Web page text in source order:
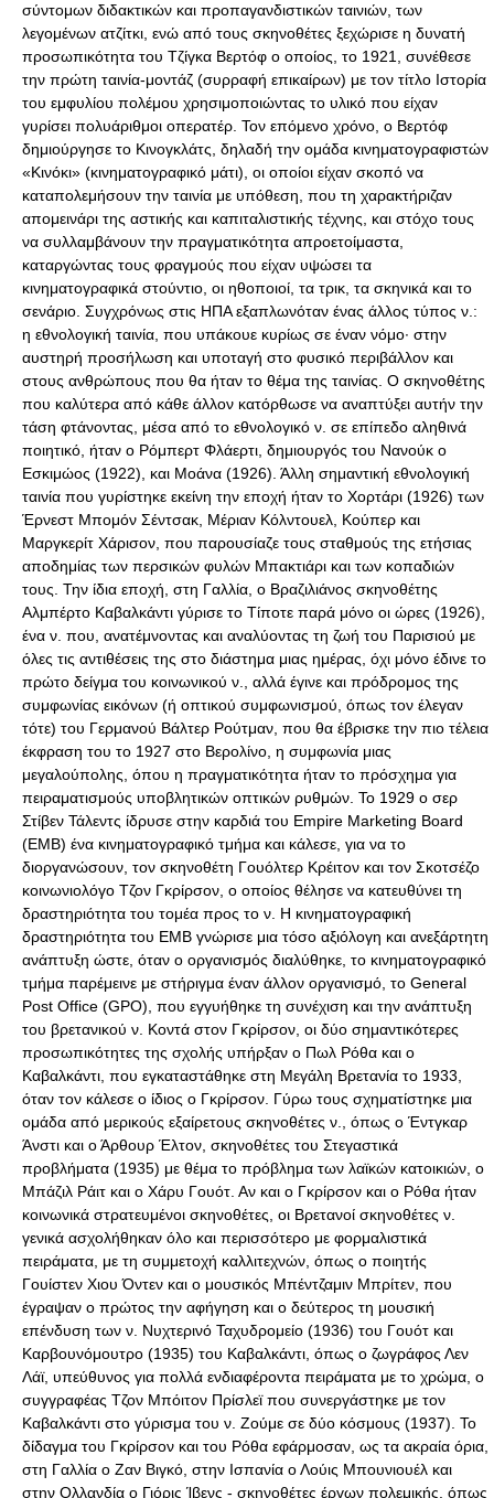
σύντομων διδακτικών και προπαγανδιστικών ταινιών, των
λεγομένων ατζίτκι, ενώ από τους σκηνοθέτες ξεχώρισε η δυνατή
προσωπικότητα του Τζίγκα Βερτόφ ο οποίος, το 1921, συνέθεσε
την πρώτη ταινία-μοντάζ (συρραφή επικαίρων) με τον τίτλο Ιστορία
του εμφυλίου πολέμου χρησιμοποιώντας το υλικό που είχαν
γυρίσει πολυάριθμοι οπερατέρ. Τον επόμενο χρόνο, ο Βερτόφ
δημιούργησε το Κινογκλάτς, δηλαδή την ομάδα κινηματογραφιστών
«Κινόκι» (κινηματογραφικό μάτι), οι οποίοι είχαν σκοπό να
καταπολεμήσουν την ταινία με υπόθεση, που τη χαρακτήριζαν
απομεινάρι της αστικής και καπιταλιστικής τέχνης, και στόχο τους
να συλλαμβάνουν την πραγματικότητα απροετοίμαστα,
καταργώντας τους φραγμούς που είχαν υψώσει τα
κινηματογραφικά στούντιο, οι ηθοποιοί, τα τρικ, τα σκηνικά και το
σενάριο. Συγχρόνως στις ΗΠΑ εξαπλωνόταν ένας άλλος τύπος ν.:
η εθνολογική ταινία, που υπάκουε κυρίως σε έναν νόμο· στην
αυστηρή προσήλωση και υποταγή στο φυσικό περιβάλλον και
στους ανθρώπους που θα ήταν το θέμα της ταινίας. Ο σκηνοθέτης
που καλύτερα από κάθε άλλον κατόρθωσε να αναπτύξει αυτήν την
τάση φτάνοντας, μέσα από το εθνολογικό ν. σε επίπεδο αληθινά
ποιητικό, ήταν ο Ρόμπερτ Φλάερτι, δημιουργός του Νανούκ ο
Εσκιμώος (1922), και Μοάνα (1926). Άλλη σημαντική εθνολογική
ταινία που γυρίστηκε εκείνη την εποχή ήταν το Χορτάρι (1926) των
Έρνεστ Μπομόν Σέντσακ, Μέριαν Κόλντουελ, Κούπερ και
Μαργκερίτ Χάρισον, που παρουσίαζε τους σταθμούς της ετήσιας
αποδημίας των περσικών φυλών Μπακτιάρι και των κοπαδιών
τους. Την ίδια εποχή, στη Γαλλία, ο Βραζιλιάνος σκηνοθέτης
Αλμπέρτο Καβαλκάντι γύρισε το Τίποτε παρά μόνο οι ώρες (1926),
ένα ν. που, ανατέμνοντας και αναλύοντας τη ζωή του Παρισιού με
όλες τις αντιθέσεις της στο διάστημα μιας ημέρας, όχι μόνο έδινε το
πρώτο δείγμα του κοινωνικού ν., αλλά έγινε και πρόδρομος της
συμφωνίας εικόνων (ή οπτικού συμφωνισμού, όπως τον έλεγαν
τότε) του Γερμανού Βάλτερ Ρούτμαν, που θα έβρισκε την πιο τέλεια
έκφραση του το 1927 στο Βερολίνο, η συμφωνία μιας
μεγαλούπολης, όπου η πραγματικότητα ήταν το πρόσχημα για
πειραματισμούς υποβλητικών οπτικών ρυθμών. Το 1929 ο σερ
Στίβεν Τάλεντς ίδρυσε στην καρδιά του Empire Marketing Board
(EMB) ένα κινηματογραφικό τμήμα και κάλεσε, για να το
διοργανώσουν, τον σκηνοθέτη Γουόλτερ Κρέιτον και τον Σκοτσέζο
κοινωνιολόγο Τζον Γκρίρσον, ο οποίος θέλησε να κατευθύνει τη
δραστηριότητα του τομέα προς το ν. Η κινηματογραφική
δραστηριότητα του EMB γνώρισε μια τόσο αξιόλογη και ανεξάρτητη
ανάπτυξη ώστε, όταν ο οργανισμός διαλύθηκε, το κινηματογραφικό
τμήμα παρέμεινε με στήριγμα έναν άλλον οργανισμό, το General
Post Office (GPO), που εγγυήθηκε τη συνέχιση και την ανάπτυξη
του βρετανικού ν. Κοντά στον Γκρίρσον, οι δύο σημαντικότερες
προσωπικότητες της σχολής υπήρξαν ο Πωλ Ρόθα και ο
Καβαλκάντι, που εγκαταστάθηκε στη Μεγάλη Βρετανία το 1933,
όταν τον κάλεσε ο ίδιος ο Γκρίρσον. Γύρω τους σχηματίστηκε μια
ομάδα από μερικούς εξαίρετους σκηνοθέτες ν., όπως ο Έντγκαρ
Άνστι και ο Άρθουρ Έλτον, σκηνοθέτες του Στεγαστικά
προβλήματα (1935) με θέμα το πρόβλημα των λαϊκών κατοικιών, ο
Μπάζιλ Ράιτ και ο Χάρυ Γουότ. Αν και ο Γκρίρσον και ο Ρόθα ήταν
κοινωνικά στρατευμένοι σκηνοθέτες, οι Βρετανοί σκηνοθέτες ν.
γενικά ασχολήθηκαν όλο και περισσότερο με φορμαλιστικά
πειράματα, με τη συμμετοχή καλλιτεχνών, όπως ο ποιητής
Γουίστεν Χιου Όντεν και ο μουσικός Μπέντζαμιν Μπρίτεν, που
έγραψαν ο πρώτος την αφήγηση και ο δεύτερος τη μουσική
επένδυση των ν. Νυχτερινό Ταχυδρομείο (1936) του Γουότ και
Καρβουνόμουτρο (1935) του Καβαλκάντι, όπως ο ζωγράφος Λεν
Λάϊ, υπεύθυνος για πολλά ενδιαφέροντα πειράματα με το χρώμα, ο
συγγραφέας Τζον Μπόιτον Πρίσλεϊ που συνεργάστηκε με τον
Καβαλκάντι στο γύρισμα του ν. Ζούμε σε δύο κόσμους (1937). Το
δίδαγμα του Γκρίρσον και του Ρόθα εφάρμοσαν, ως τα ακραία όρια,
στη Γαλλία ο Ζαν Βιγκό, στην Ισπανία ο Λούις Μπουνιουέλ και
στην Ολλανδία ο Γιόρις Ίβενς - σκηνοθέτες έργων πολεμικής, όπως